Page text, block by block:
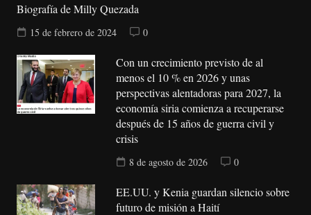
Biografía de Milly Quezada
15 de febrero de 2024 0
Con un crecimiento previsto de al
menos el 10 % en 2026 y unas
perspectivas alentadoras para 2027, la
economía siria comienza a recuperarse
después de 15 años de guerra civil y
crisis
8 de agosto de 2026 0
EE.UU. y Kenia guardan silencio sobre
futuro de misión a Haití